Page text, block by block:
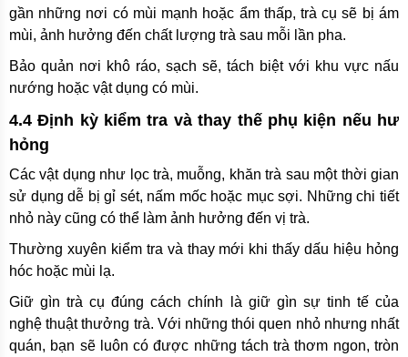
gần những nơi có mùi mạnh hoặc ẩm thấp, trà cụ sẽ bị ám
mùi, ảnh hưởng đến chất lượng trà sau mỗi lần pha.
Bảo quản nơi khô ráo, sạch sẽ, tách biệt với khu vực nấu
nướng hoặc vật dụng có mùi.
4.4 Định kỳ kiểm tra và thay thế phụ kiện nếu hư
hỏng
Các vật dụng như lọc trà, muỗng, khăn trà sau một thời gian
sử dụng dễ bị gỉ sét, nấm mốc hoặc mục sợi. Những chi tiết
nhỏ này cũng có thể làm ảnh hưởng đến vị trà.
Thường xuyên kiểm tra và thay mới khi thấy dấu hiệu hỏng
hóc hoặc mùi lạ.
Giữ gìn trà cụ đúng cách chính là giữ gìn sự tinh tế của
nghệ thuật thưởng trà. Với những thói quen nhỏ nhưng nhất
quán, bạn sẽ luôn có được những tách trà thơm ngon, tròn